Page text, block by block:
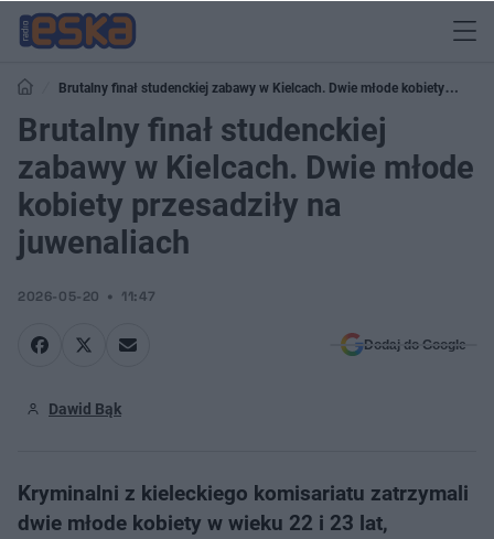
Brutalny finał studenckiej zabawy w Kielcach. Dwie młode kobiety
przesadziły na juwenaliach
Brutalny finał studenckiej
zabawy w Kielcach. Dwie młode
kobiety przesadziły na
juwenaliach
2026-05-20 11:47
Dodaj do Google
Dawid Bąk
Kryminalni z kieleckiego komisariatu zatrzymali
dwie młode kobiety w wieku 22 i 23 lat,